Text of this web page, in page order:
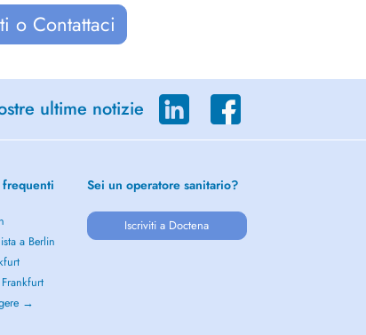
o Contattaci
ultime notizie
a Berlin
→
Sei un operatore sanitario?
Iscriviti a Doctena